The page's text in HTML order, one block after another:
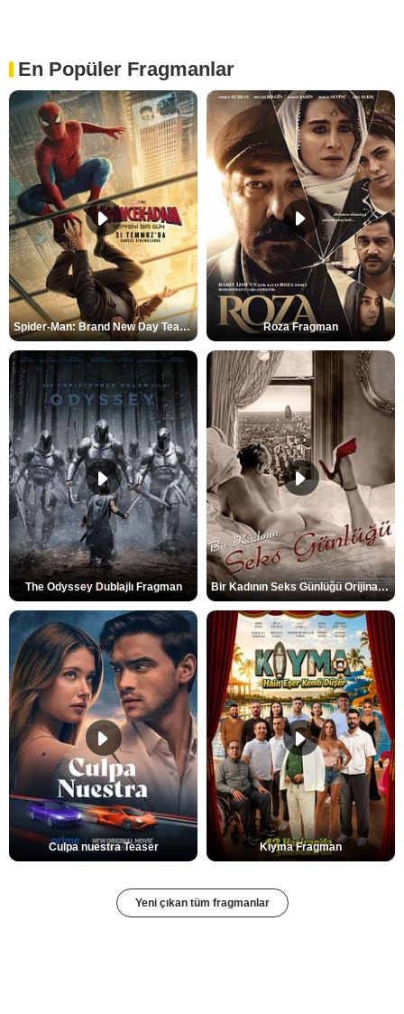
En Popüler Fragmanlar
Spider-Man: Brand New Day Teaser Roza Fragman
The Odyssey Dublajlı Fragman Bir Kadının Seks Günlüğü Orijinal Fragman
Culpa nuestra Teaser Kıyma Fragman
Yeni çıkan tüm fragmanlar